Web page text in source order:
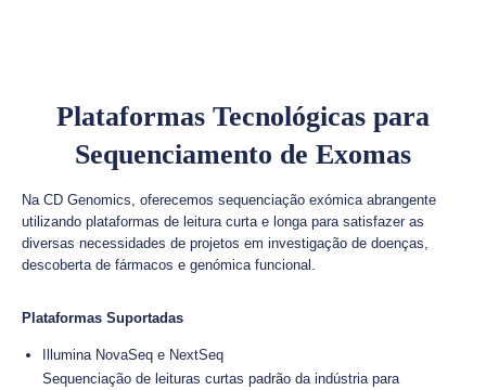
Plataformas Tecnológicas para
Sequenciamento de Exomas
Na CD Genomics, oferecemos sequenciação exómica abrangente
utilizando plataformas de leitura curta e longa para satisfazer as
diversas necessidades de projetos em investigação de doenças,
descoberta de fármacos e genómica funcional.
Plataformas Suportadas
Illumina NovaSeq e NextSeq
Sequenciação de leituras curtas padrão da indústria para